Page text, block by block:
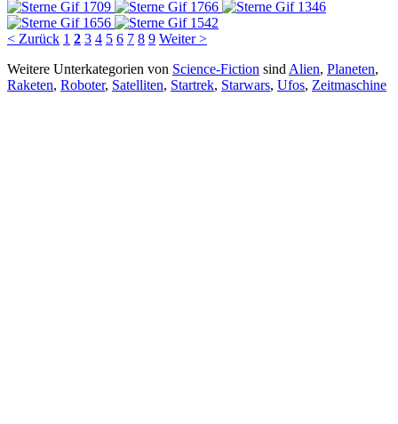
< Zurück 1 2 3 4 5 6 7 8 9 Weiter >
Weitere Unterkategorien von Science-Fiction sind Alien, Planeten,
Raketen, Roboter, Satelliten, Startrek, Starwars, Ufos, Zeitmaschine